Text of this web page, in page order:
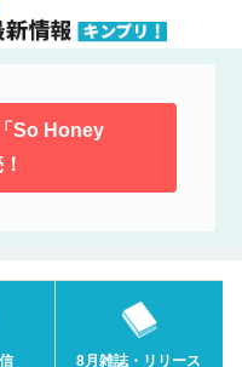
So Honey
8月雑誌・リリース